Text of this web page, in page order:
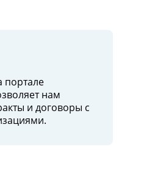
портале
нам
и договоры c